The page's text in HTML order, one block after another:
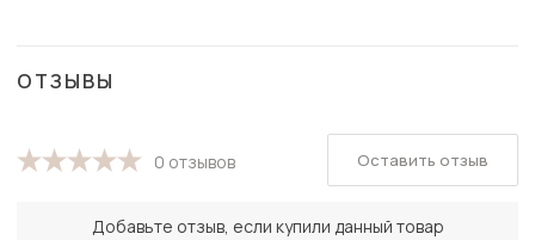
ОТЗЫВЫ
0 отзывов
Добавьте отзыв, если купили данный товар
Оставить отзыв